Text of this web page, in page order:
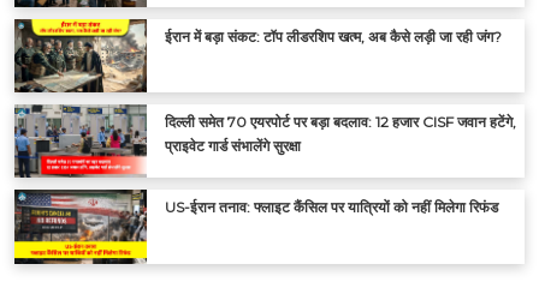
ईरान में बड़ा संकट: टॉप लीडरशिप खत्म, अब कैसे लड़ी जा रही जंग?
दिल्ली समेत 70 एयरपोर्ट पर बड़ा बदलाव: 12 हजार CISF जवान हटेंगे,
प्राइवेट गार्ड संभालेंगे सुरक्षा
US-ईरान तनाव: फ्लाइट कैंसिल पर यात्रियों को नहीं मिलेगा रिफंड